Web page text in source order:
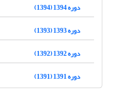
دوره 1394 (1394)
دوره 1393 (1393)
دوره 1392 (1392)
دوره 1391 (1391)